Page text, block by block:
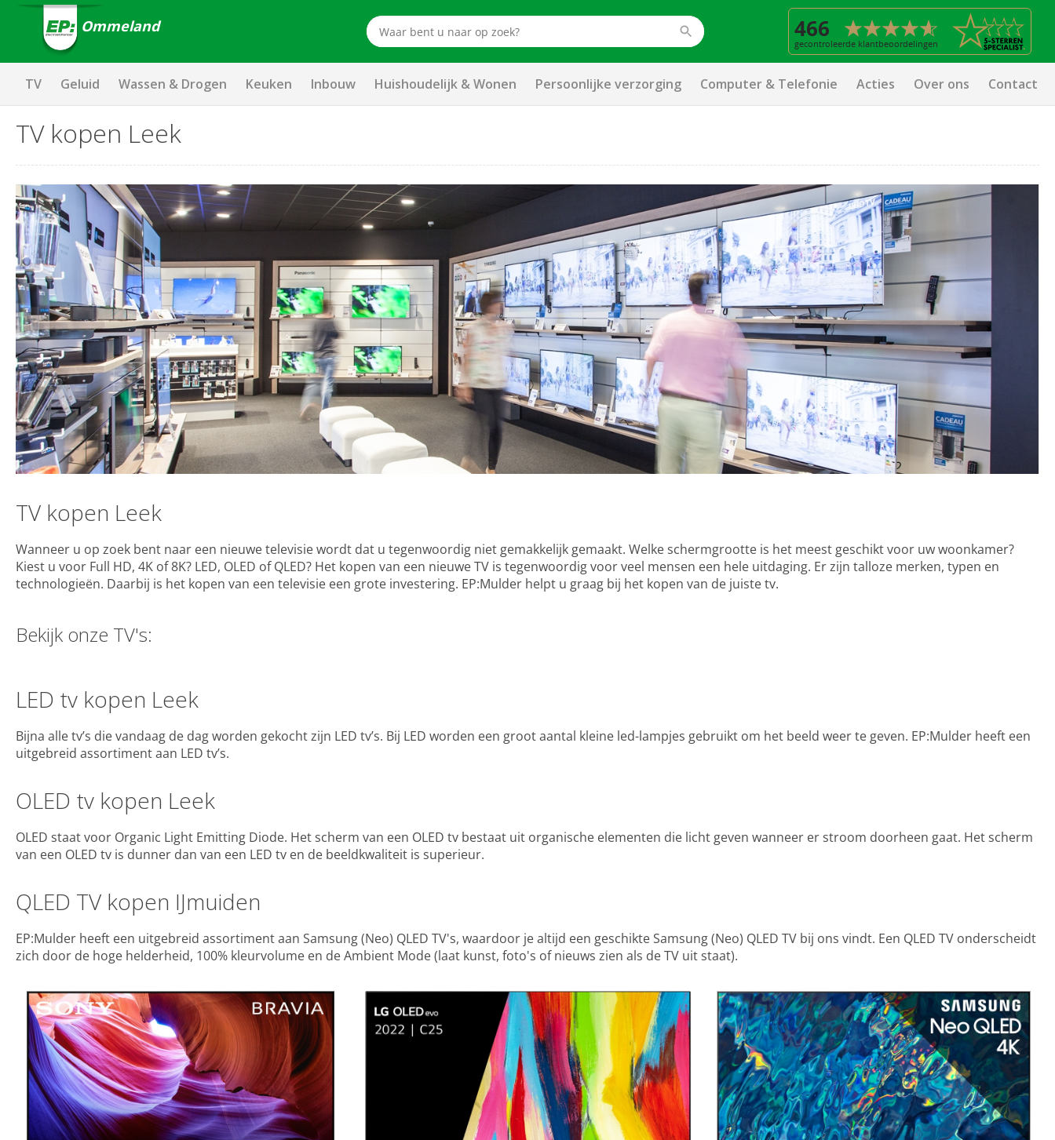
Ommeland
TV Geluid Wassen & Drogen Keuken Inbouw Huishoudelijk & Wonen Persoonlijke verzorging Computer & Telefonie Acties Over ons Contact
TV kopen Leek
TV kopen Leek
Wanneer u op zoek bent naar een nieuwe televisie wordt dat u tegenwoordig niet gemakkelijk gemaakt. Welke schermgrootte is het meest geschikt voor uw woonkamer?
Kiest u voor Full HD, 4K of 8K? LED, OLED of QLED? Het kopen van een nieuwe TV is tegenwoordig voor veel mensen een hele uitdaging. Er zijn talloze merken, typen en
technologieën. Daarbij is het kopen van een televisie een grote investering. EP:Mulder helpt u graag bij het kopen van de juiste tv.
Bekijk onze TV's:
LED tv kopen Leek
Bijna alle tv’s die vandaag de dag worden gekocht zijn LED tv’s. Bij LED worden een groot aantal kleine led-lampjes gebruikt om het beeld weer te geven. EP:Mulder heeft een
uitgebreid assortiment aan LED tv’s.
OLED tv kopen Leek
OLED staat voor Organic Light Emitting Diode. Het scherm van een OLED tv bestaat uit organische elementen die licht geven wanneer er stroom doorheen gaat. Het scherm
van een OLED tv is dunner dan van een LED tv en de beeldkwaliteit is superieur.
QLED TV kopen IJmuiden
EP:Mulder heeft een uitgebreid assortiment aan Samsung (Neo) QLED TV's, waardoor je altijd een geschikte Samsung (Neo) QLED TV bij ons vindt. Een QLED TV onderscheidt
zich door de hoge helderheid, 100% kleurvolume en de Ambient Mode (laat kunst, foto's of nieuws zien als de TV uit staat).